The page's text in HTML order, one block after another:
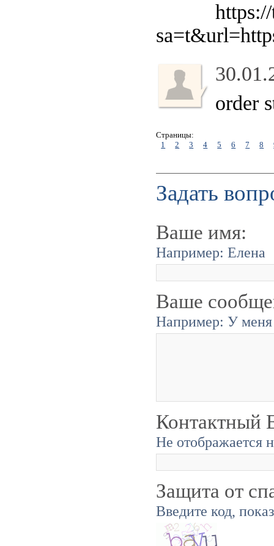
order
Страницы:
1
2 3 4 5 6 7 8
Задать
Ваше имя:
Например: Елена
Ваше
Например: У меня
Контактный
Не отображается
Защита от
Введите код,